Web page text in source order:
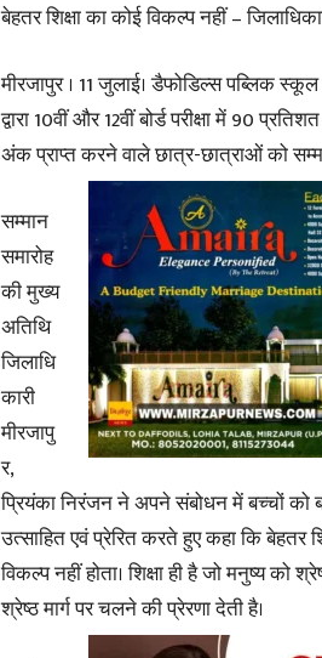
बेहतर शिक्षा का कोई विकल्प नहीं –
मीरजापुर । 11 जुलाई। डैफोडिल्स पब्लिक स्कूल
द्वारा 10वीं और 12वीं बोर्ड परीक्षा में 90
अंक प्राप्त करने वाले छात्र-छात्राओं को
सम्मान
समारोह
की मुख्य
अतिथि
जिलाधि
कारी
मीरजापु
र,
प्रियंका निरंजन ने अपने संबोधन में बच्चों को
उत्साहित एवं प्रेरित करते हुए कहा कि बेहतर
विकल्प नहीं होता। शिक्षा ही है जो मनुष्य को
श्रेष्ठ मार्ग पर चलने की प्रेरणा देती है।